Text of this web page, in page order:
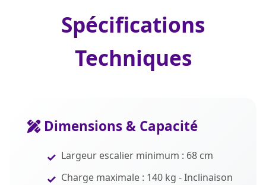
Spécifications
Techniques
Dimensions & Capacité
Largeur escalier minimum : 68 cm
Charge maximale : 140 kg - Inclinaison